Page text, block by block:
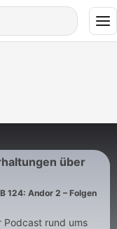
über
124: Andor 2 – Folgen
Podcast rund ums